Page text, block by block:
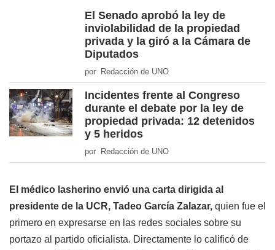
El Senado aprobó la ley de
inviolabilidad de la propiedad
privada y la giró a la Cámara de
Diputados
por Redacción de UNO
Incidentes frente al Congreso
durante el debate por la ley de
propiedad privada: 12 detenidos
y 5 heridos
por Redacción de UNO
El médico lasherino envió una carta dirigida al
presidente de la UCR, Tadeo García Zalazar, quien fue el
primero en expresarse en las redes sociales sobre su
portazo al partido oficialista. Directamente lo calificó de